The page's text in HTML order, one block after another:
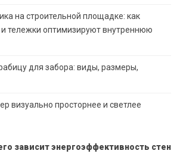
на строительной площадке: как
тележки оптимизируют внутреннюю
для забора: виды, размеры,
визуально просторнее и светлее
зависит энергоэффективность стен